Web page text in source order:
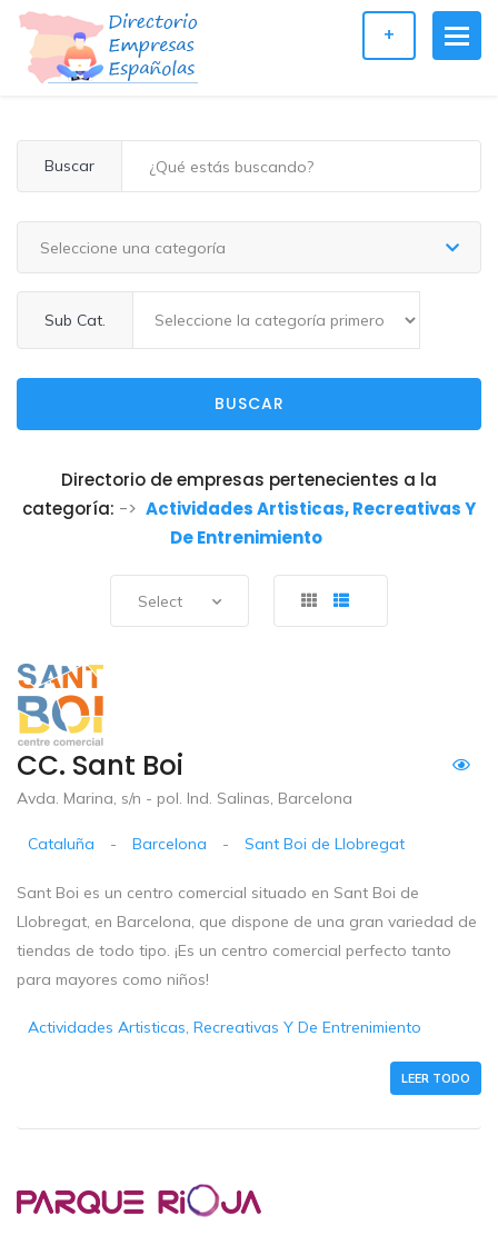
+
Buscar
Seleccione una categoría
Sub Cat.
BUSCAR
Directorio de empresas pertenecientes a la
categoría: -> Actividades Artisticas, Recreativas Y
De Entrenimiento
Select
CC. Sant Boi
Avda. Marina, s/n - pol. Ind. Salinas, Barcelona
Cataluña - Barcelona - Sant Boi de Llobregat
Sant Boi es un centro comercial situado en Sant Boi de
Llobregat, en Barcelona, que dispone de una gran variedad de
tiendas de todo tipo. ¡Es un centro comercial perfecto tanto
para mayores como niños!
Actividades Artisticas, Recreativas Y De Entrenimiento
LEER TODO